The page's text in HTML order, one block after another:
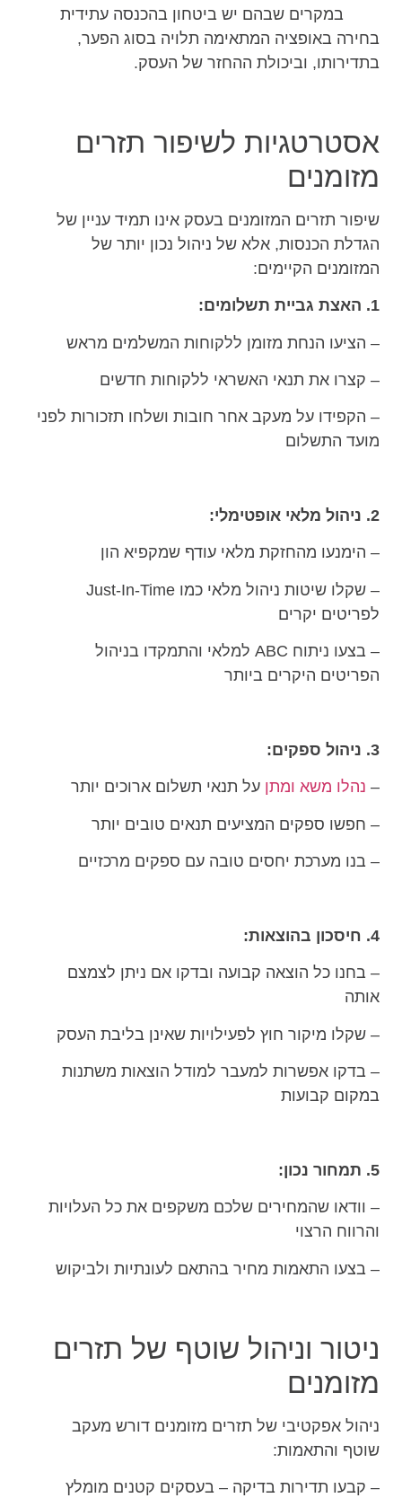
במקרים שבהם יש ביטחון בהכנסה עתידית
בחירה באופציה המתאימה תלויה בסוג הפער,
בתדירותו, וביכולת ההחזר של העסק.
אסטרטגיות לשיפור תזרים
מזומנים
שיפור תזרים המזומנים בעסק אינו תמיד עניין של
הגדלת הכנסות, אלא של ניהול נכון יותר של
המזומנים הקיימים:
1. האצת גביית תשלומים:
– הציעו הנחת מזומן ללקוחות המשלמים מראש
– קצרו את תנאי האשראי ללקוחות חדשים
– הקפידו על מעקב אחר חובות ושלחו תזכורות לפני
מועד התשלום
2. ניהול מלאי אופטימלי:
– הימנעו מהחזקת מלאי עודף שמקפיא הון
– שקלו שיטות ניהול מלאי כמו Just-In-Time
לפריטים יקרים
– בצעו ניתוח ABC למלאי והתמקדו בניהול
הפריטים היקרים ביותר
3. ניהול ספקים:
– נהלו משא ומתן על תנאי תשלום ארוכים יותר
– חפשו ספקים המציעים תנאים טובים יותר
– בנו מערכת יחסים טובה עם ספקים מרכזיים
4. חיסכון בהוצאות:
– בחנו כל הוצאה קבועה ובדקו אם ניתן לצמצם
אותה
– שקלו מיקור חוץ לפעילויות שאינן בליבת העסק
– בדקו אפשרות למעבר למודל הוצאות משתנות
במקום קבועות
5. תמחור נכון:
– וודאו שהמחירים שלכם משקפים את כל העלויות
והרווח הרצוי
– בצעו התאמות מחיר בהתאם לעונתיות ולביקוש
ניטור וניהול שוטף של תזרים
מזומנים
ניהול אפקטיבי של תזרים מזומנים דורש מעקב
שוטף והתאמות:
– קבעו תדירות בדיקה – בעסקים קטנים מומלץ